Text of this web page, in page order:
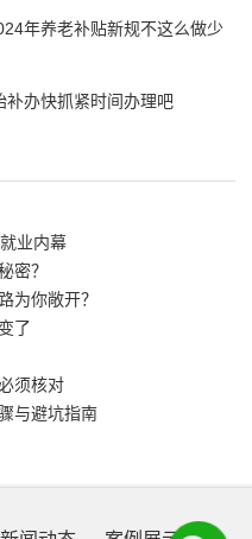
年养老补贴新规不这么做少
办快抓紧时间办理吧
业内幕
密？
为你敞开？
了
须核对
与避坑指南